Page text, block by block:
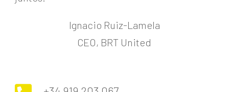
Ignacio Ruiz-Lamela
CEO, BRT United